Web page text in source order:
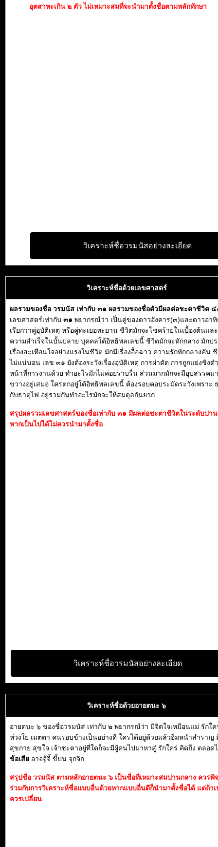
อุตสาหะเกิน ๒ ตัว ไม่เหมาะสมที่จะนำมาตั้งชื่อตามหลักทักษา
วิเคราะห์ชื่อวรมนัสอย่างละเอียด
วิเคราะห์ชื่อด้วยเลขศาสตร์
ผลรวมของชื่อ วรมนัส เท่ากับ ๓๑ ผลรวมของชื่อตัวมีผลต่อชะตาชีวิต ๔
เลขศาสตร์เท่ากับ ๓๑ พยากรณ์ว่า เป็นคู่ของดาวอังคาร(๓)และดาวอา
เรียกว่าคู่อุบัติเหตุ หรือคู่ทะเยอทะยาน ชีวิตมักจะโชคร้ายในเบื้องต้นแล
ความสำเร็จในบั้นปลาย บุคคลใต้อิทธิพลเลขนี้ ชีวิตมักจะหักกลาง มักป
เรื่องสะเทือนใจอย่างแรงในชีวิต มักมีเรื่องอื้อฉาว ความรักหักกลางคัน
ไม่แน่นอน เลข ๓๑ ยังต้องระวังเรื่องอุบัติเหตุ การผ่าตัด การถูกแย่งชิงต
หน้าที่การงานด้วย ทำอะไรมักไม่ค่อยราบรื่น ส่วนมากมักจะมีอุปสรรคม
ขวางอยู่เสมอ ใครตกอยู่ใต้อิทธิพลเลขนี้ ต้องรอบคอบระมัดระวังเพราะ
กับธาตุไฟ อยู่รวมกันทำอะไรมักจะให้สมดุลกันยาก
สรุปผลรวมเลขศาสตร์ของชื่อเท่ากับ ๓๑ มีผลต่อชะตาชีวิตในระดับปา
หากเป็นไปได้ไม่ควรนำมาตั้งชื่อ
วิเคราะห์ชื่อวรมนัสอย่างละเอียด
วิเคราะห์ชื่อด้วยอายตนะ ๖
อายตนะ ๖ ของชื่อวรมนัส เท่ากับ ๒ พยากรณ์ว่า มีจิตใจเหมือนแม่ รักใ
ห่วงใย เมตตา คนรอบข้างเป็นอย่างดี ใครได้อยู่ด้วยแล้วอิ่มหนำสำราญ
สุขกาย สุขใจ เจ้าชะตาอยู่ที่ใดก็จะมีผู้คนไปมาหาสู่ รักใคร่ คิดถึง ตลอด
ข้อเสีย อาจจู้จี้ ขี้บ่น จุกจิก
สรุปชื่อ วรมนัส ตามหลักอายตนะ ๖ เป็นชื่อที่เหมาะสมปานกลาง ควรพิ
ร่วมกับการวิเคราะห์ชื่อแบบอื่นด้วยหากแบบอื่นดีก็นำมาตั้งชื่อได้ แต่ถ้า
ควรเปลี่ยน